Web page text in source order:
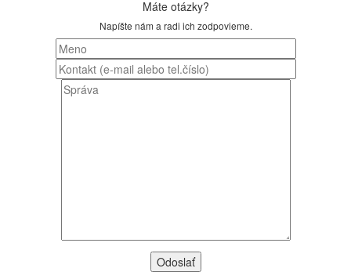
Máte otázky?
Napíšte nám a radi ich zodpovieme.